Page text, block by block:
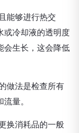
能够进行热交
或冷却液的透明度
会生长，这会降低
做法是检查所有
量。
换消耗品的一般